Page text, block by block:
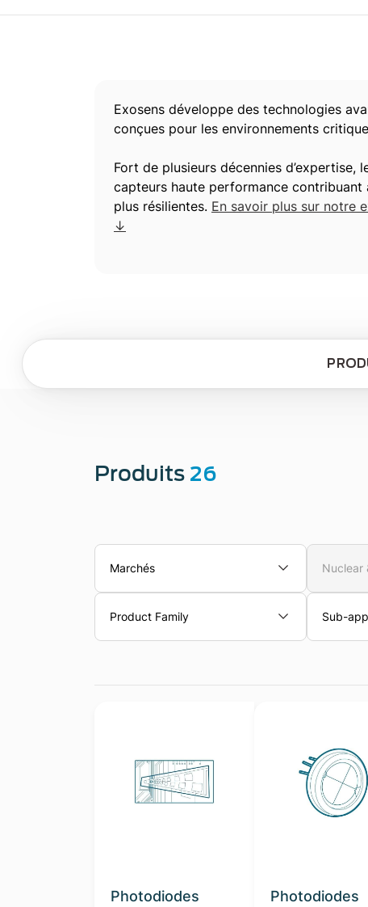
Exosens développe des technologies
conçues pour les environnements
Fort de plusieurs décennies
capteurs haute performance
plus résilientes. En savoir plus sur notre
↓
Produits 26
Marchés Nuclear
Product Family Sub-
Photodiodes
Photodiodes